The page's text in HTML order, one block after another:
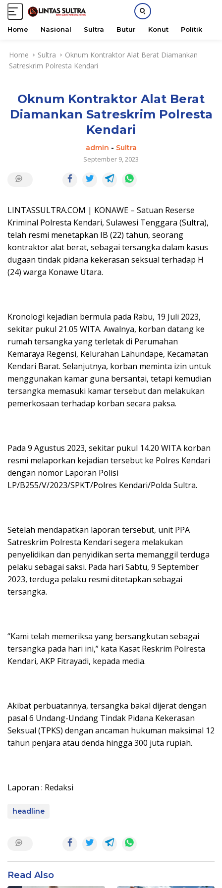
Home Nasional Sultra Butur Konut Politik
Home Sultra
Oknum Kontraktor Alat Berat Diamankan
Satreskrim Polresta Kendari
Oknum Kontraktor Alat Berat
Diamankan Satreskrim Polresta
Kendari
admin - Sultra
September 9, 2023
LINTASSULTRA.COM | KONAWE – Satuan Reserse
Kriminal Polresta Kendari, Sulawesi Tenggara (Sultra),
telah resmi menetapkan IB (22) tahun, seorang
kontraktor alat berat, sebagai tersangka dalam kasus
dugaan tindak pidana kekerasan seksual terhadap H
(24) warga Konawe Utara.
Kronologi kejadian bermula pada Rabu, 19 Juli 2023,
sekitar pukul 21.05 WITA. Awalnya, korban datang ke
rumah tersangka yang terletak di Perumahan
Kemaraya Regensi, Kelurahan Lahundape, Kecamatan
Kendari Barat. Selanjutnya, korban meminta izin untuk
menggunakan kamar guna bersantai, tetapi kemudian
tersangka memasuki kamar tersebut dan melakukan
pemerkosaan terhadap korban secara paksa.
Pada 9 Agustus 2023, sekitar pukul 14.20 WITA korban
resmi melaporkan kejadian tersebut ke Polres Kendari
dengan nomor Laporan Polisi
LP/B255/V/2023/SPKT/Polres Kendari/Polda Sultra.
Setelah mendapatkan laporan tersebut, unit PPA
Satreskrim Polresta Kendari segera melakukan
penyelidikan dan penyidikan serta memanggil terduga
pelaku sebagai saksi. Pada hari Sabtu, 9 September
2023, terduga pelaku resmi ditetapkan sebagai
tersangka.
“Kami telah memeriksa yang bersangkutan sebagai
tersangka pada hari ini,” kata Kasat Reskrim Polresta
Kendari, AKP Fitrayadi, kepada media.
Akibat perbuatannya, tersangka bakal dijerat dengan
pasal 6 Undang-Undang Tindak Pidana Kekerasan
Seksual (TPKS) dengan ancaman hukuman maksimal 12
tahun penjara atau denda hingga 300 juta rupiah.
Laporan : Redaksi
headline
Read Also